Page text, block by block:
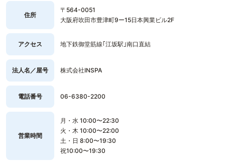
住所
〒564-0051
大阪府吹田市豊津町9ー15日本興業ビル2F
アクセス 地下鉄御堂筋線｢江坂駅｣南口直結
法人名／屋号 株式会社INSPA
電話番号 06-6380-2200
営業時間
月・水 10:00〜22:30
火・木 10:00〜22:00
土・日 8:00〜19:30
祝10:00〜19:30